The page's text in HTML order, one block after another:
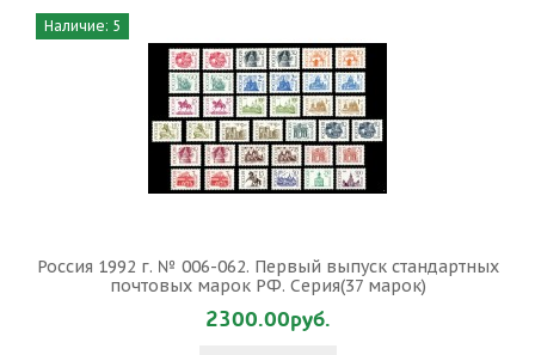
Наличие: 5
Россия 1992 г. № 006-062. Первый выпуск стандартных
почтовых марок РФ. Серия(37 марок)
2300.00руб.